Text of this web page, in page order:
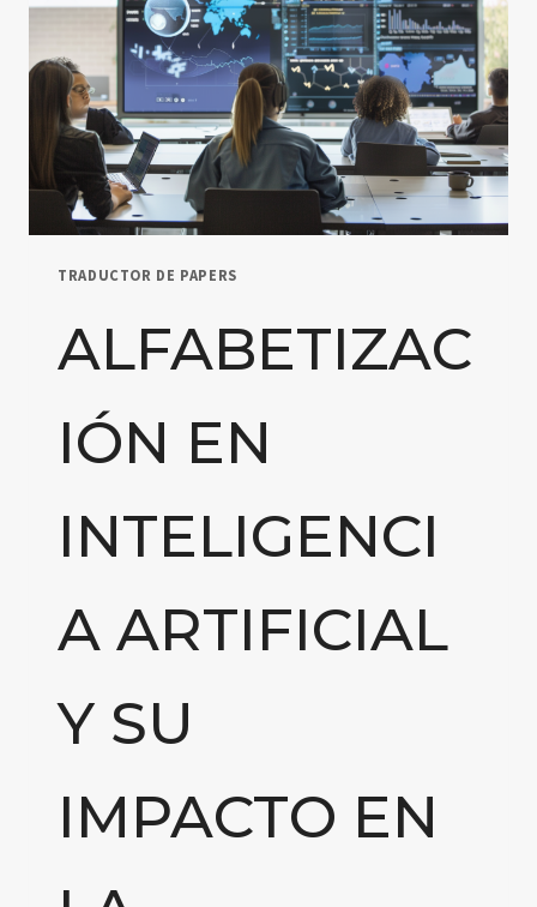
TRADUCTOR DE PAPERS
ALFABETIZAC
IÓN EN
INTELIGENCI
A ARTIFICIAL
Y SU
IMPACTO EN